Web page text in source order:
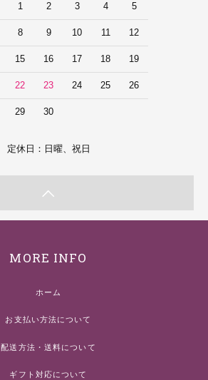
1 2 3 4 5
8 9 10 11 12
15 16 17 18 19
22 23 24 25 26
29 30
定休日：日曜、祝日
MORE INFO
ホーム
お支払い方法について
配送方法・送料について
ギフト対応について